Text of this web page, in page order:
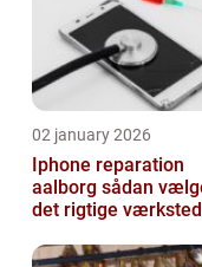
02 january 2026
Iphone reparation
aalborg sådan vælger du
det rigtige værksted